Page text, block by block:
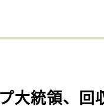
大統領、回